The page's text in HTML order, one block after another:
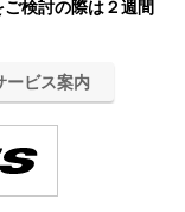
検討の際は２週間
ービス案内